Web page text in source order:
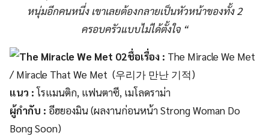
หนุ่มอีกคนหนึ่ง เขาเลยต้องกลายเป็นหัวหน้าของทั้ง 2
ครอบครัวแบบไม่ได้ตั้งใจ “
ชื่อเรื่อง : The Miracle We Met
/ Miracle That We Met (우리가 만난 기적)
แนว :โรแมนติก, แฟนตาซี, เมโลดราม่า
ผู้กำกับ : อีฮยองมิน (ผลงานก่อนหน้า Strong Woman Do
Bong Soon)